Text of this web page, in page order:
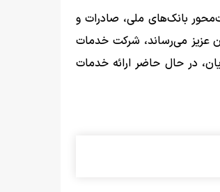
بانک‌های ملی، صادرات و
عزیز می‌رساند، شرکت خدمات
در حال حاضر ارائه خدمات